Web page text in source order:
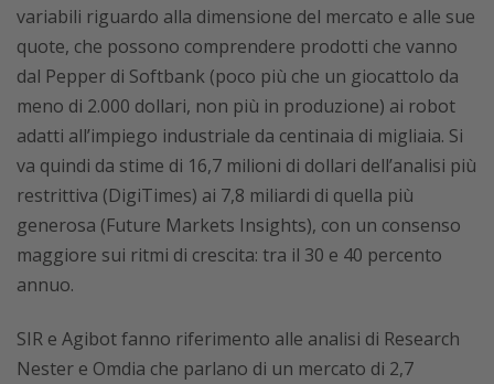
variabili riguardo alla dimensione del mercato e alle sue
quote, che possono comprendere prodotti che vanno
dal Pepper di Softbank (poco più che un giocattolo da
meno di 2.000 dollari, non più in produzione) ai robot
adatti all’impiego industriale da centinaia di migliaia. Si
va quindi da stime di 16,7 milioni di dollari dell’analisi più
restrittiva (DigiTimes) ai 7,8 miliardi di quella più
generosa (Future Markets Insights), con un consenso
maggiore sui ritmi di crescita: tra il 30 e 40 percento
annuo.
SIR e Agibot fanno riferimento alle analisi di Research
Nester e Omdia che parlano di un mercato di 2,7